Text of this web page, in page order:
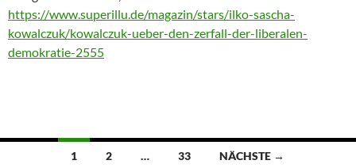
https://www.superillu.de/magazin/stars/ilko-sascha-
kowalczuk/kowalczuk-ueber-den-zerfall-der-liberalen-
demokratie-2555
Beitragsnavigation
1 2 … 33 NÄCHSTE →